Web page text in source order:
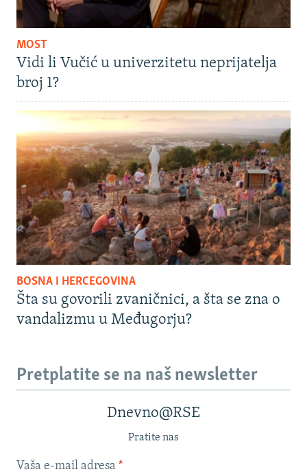
MOST
Vidi li Vučić u univerzitetu neprijatelja
broj 1?
BOSNA I HERCEGOVINA
Šta su govorili zvaničnici, a šta se zna o
vandalizmu u Međugorju?
Pretplatite se na naš newsletter
Dnevno@RSE
Pratite nas
Vaša e-mail adresa *